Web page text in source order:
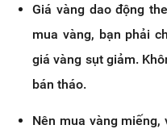
Giá vàng dao động
mua vàng, bạn phải
giá vàng sụt giảm.
bán tháo.
Nên mua vàng